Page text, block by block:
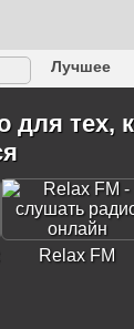
Лучшее
Транс
для тех,
Relax FM